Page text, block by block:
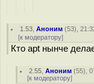
1.53 ,Аноним (53),
[к модератору]
Кто apt нынче
2.55 ,Аноним (55),
[к модератору]